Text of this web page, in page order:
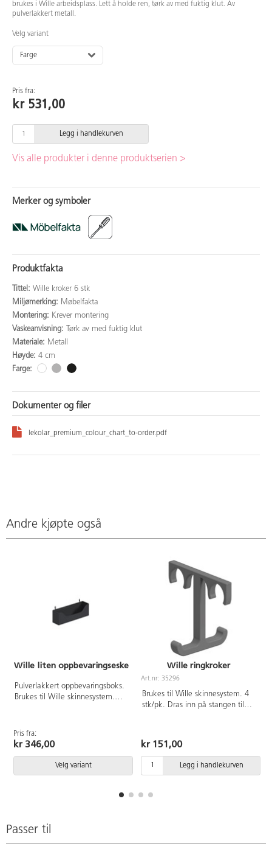
brukes i Wille arbeidsplass. Lett å holde ren, tørk av med fuktig klut. Av
pulverlakkert metall.
Velg variant
Farge
Pris fra:
kr 531,00
Legg i handlekurven
Vis alle produkter i denne produktserien >
Merker og symboler
Produktfakta
Tittel: Wille kroker 6 stk
Miljømerking: Møbelfakta
Montering: Krever montering
Vaskeanvisning:
Tørk av med fuktig klut
Materiale: Metall
Høyde: 4 cm
Farge:
Dokumenter og filer
lekolar_premium_colour_chart_to-order.pdf
Andre kjøpte også
Wille liten oppbevaringseske
Pulverlakkert oppbevaringsboks.
Brukes til Wille skinnesystem.
arbeidsplass. Utmerket
oppbevaring for blyanter mm. Av
med fuktig klut. Mål:
B20xD5xH6 cm
Pris fra:
kr 346,00
Velg variant
Wille ringkroker
Art.nr: 35296
Brukes til Wille skinnesystem. 4
stk/pk. Dras inn på stangen til
kr 151,00
Legg i handlekurven
Passer til